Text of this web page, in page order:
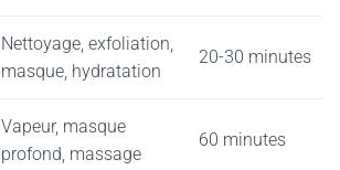
Nettoyage, exfoliation,
masque, hydratation
20-30 minutes
Vapeur, masque
profond, massage
60 minutes